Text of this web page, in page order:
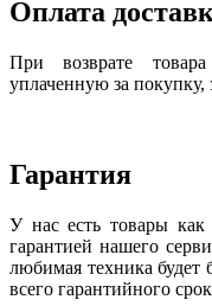
Оплата
При возврате
уплаченную за покупку,
Гарантия
У нас есть товары как
гарантией нашего
любимая техника будет
всего гарантийного